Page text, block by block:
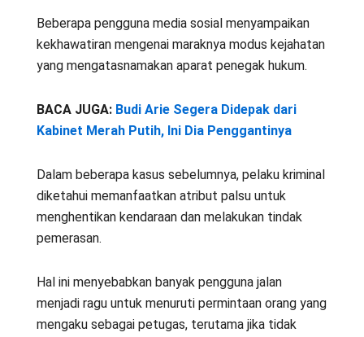
Beberapa pengguna media sosial menyampaikan
kekhawatiran mengenai maraknya modus kejahatan
yang mengatasnamakan aparat penegak hukum.
BACA JUGA: Budi Arie Segera Didepak dari
Kabinet Merah Putih, Ini Dia Penggantinya
Dalam beberapa kasus sebelumnya, pelaku kriminal
diketahui memanfaatkan atribut palsu untuk
menghentikan kendaraan dan melakukan tindak
pemerasan.
Hal ini menyebabkan banyak pengguna jalan
menjadi ragu untuk menuruti permintaan orang yang
mengaku sebagai petugas, terutama jika tidak